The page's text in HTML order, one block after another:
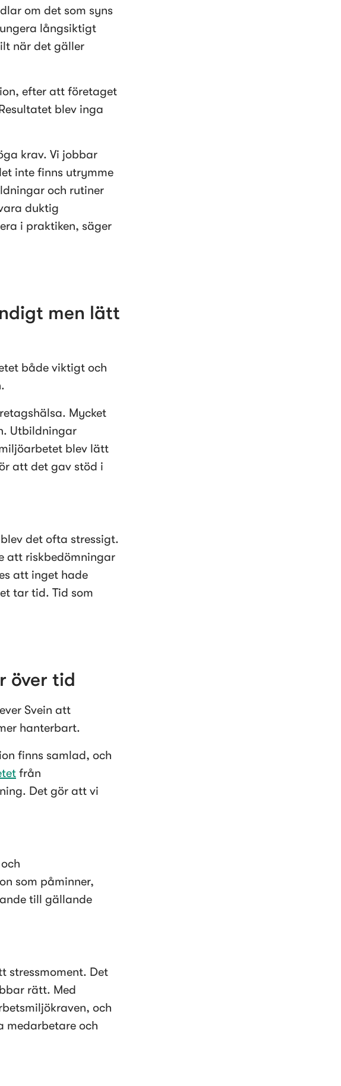
om det som syns
långsiktigt
när det gäller
efter att företaget
blev inga
krav. Vi jobbar
inte finns utrymme
och rutiner
duktig
i praktiken, säger
men lätt
både viktigt och
Mycket
Utbildningar
blev lätt
att det gav stöd i
det ofta stressigt.
att riskbedömningar
att inget hade
tar tid. Tid som
över tid
Svein att
hanterbart.
finns samlad, och
från
Det gör att vi
som påminner,
till gällande
stressmoment. Det
rätt. Med
och
medarbetare och